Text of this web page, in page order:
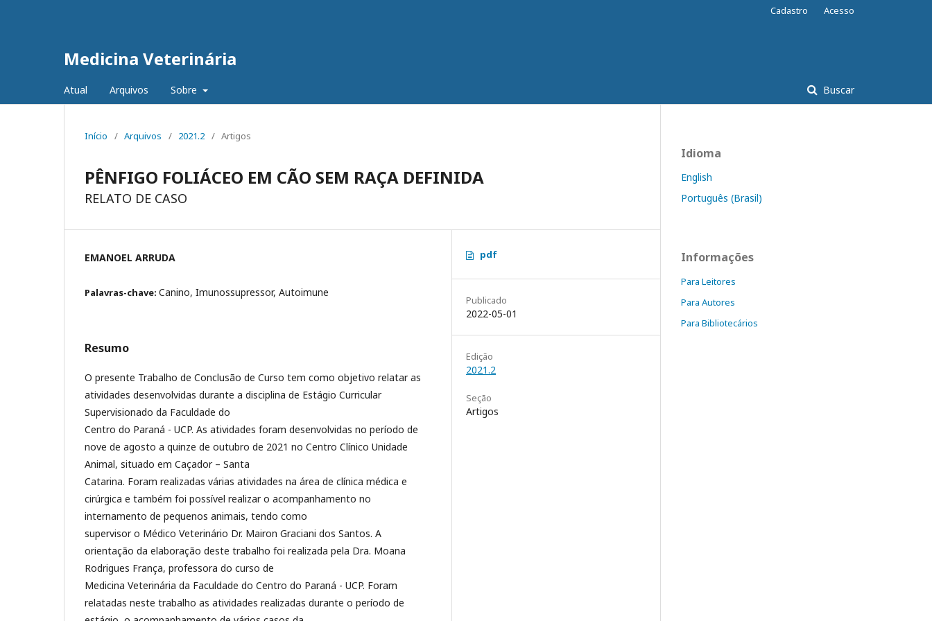
Medicina Veterinária
Atual Arquivos Sobre Buscar
Cadastro Acesso
Início / Arquivos / 2021.2 / Artigos
PÊNFIGO FOLIÁCEO EM CÃO SEM RAÇA DEFINIDA
RELATO DE CASO
EMANOEL ARRUDA
Palavras-chave: Canino, Imunossupressor, Autoimune
Resumo
O presente Trabalho de Conclusão de Curso tem como objetivo relatar as
atividades desenvolvidas durante a disciplina de Estágio Curricular
Supervisionado da Faculdade do
Centro do Paraná - UCP. As atividades foram desenvolvidas no período de
nove de agosto a quinze de outubro de 2021 no Centro Clínico Unidade
Animal, situado em Caçador – Santa
Catarina. Foram realizadas várias atividades na área de clínica médica e
cirúrgica e também foi possível realizar o acompanhamento no
internamento de pequenos animais, tendo como
supervisor o Médico Veterinário Dr. Mairon Graciani dos Santos. A
orientação da elaboração deste trabalho foi realizada pela Dra. Moana
Rodrigues França, professora do curso de
Medicina Veterinária da Faculdade do Centro do Paraná - UCP. Foram
relatadas neste trabalho as atividades realizadas durante o período de
pdf
Publicado
2022-05-01
Edição
2021.2
Seção
Artigos
Idioma
English
Português (Brasil)
Informações
Para Leitores
Para Autores
Para Bibliotecários